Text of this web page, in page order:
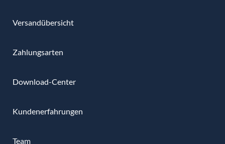
Versandübersicht
Zahlungsarten
Download-Center
Kundenerfahrungen
Team